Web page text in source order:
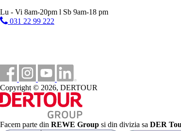
Lu - Vi 8am-20pm l Sb 9am-18 pm
031 22 99 222
Copyright © 2026, DERTOUR
Facem parte din REWE Group si din divizia sa DER